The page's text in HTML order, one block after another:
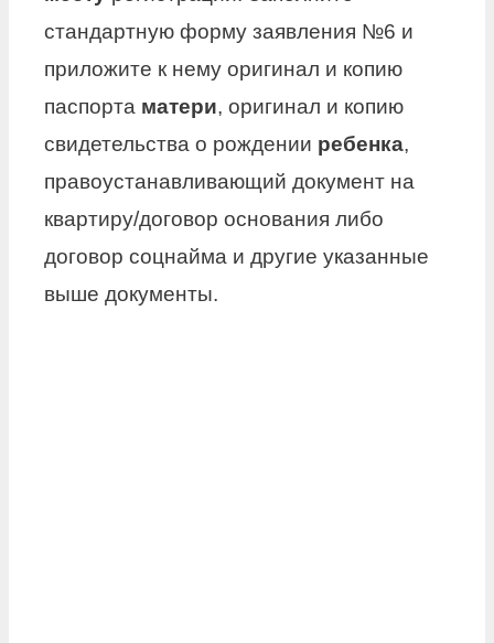
стандартную форму заявления №6 и
приложите к нему оригинал и копию
паспорта матери, оригинал и копию
свидетельства о рождении ребенка,
правоустанавливающий документ на
квартиру/договор основания либо
договор соцнайма и другие указанные
выше документы.